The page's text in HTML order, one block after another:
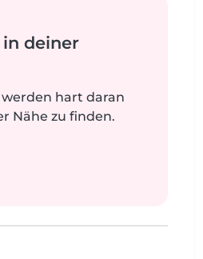
deiner
hart daran
Nähe zu finden.